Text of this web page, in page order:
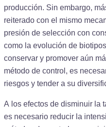
producción. Sin embargo,
reiterado con el mismo
presión de selección con
como la evolución de
conservar y promover aún
método de control, es
riesgos y tender a su
A los efectos de disminuir la
es necesario reducir la